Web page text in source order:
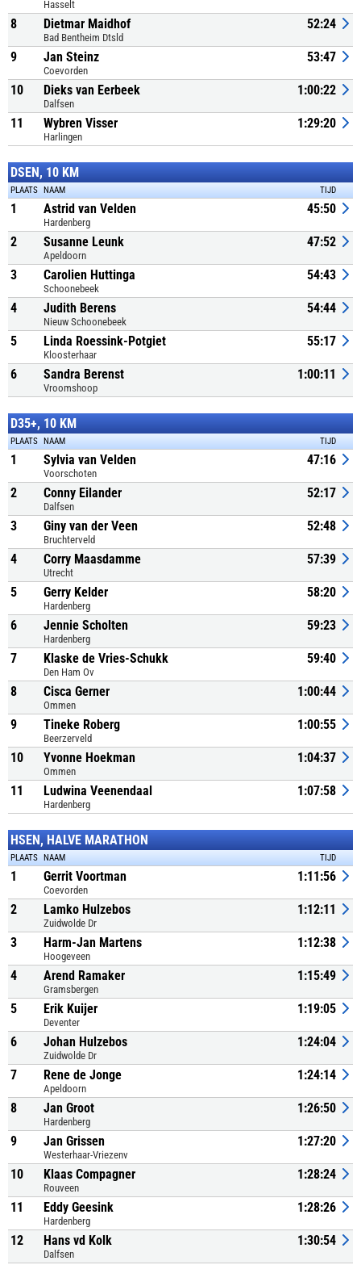
Hasselt
8 Dietmar Maidhof
Bad Bentheim Dtsld
52:24
9 Jan Steinz
Coevorden
53:47
10 Dieks van Eerbeek
Dalfsen
1:00:22
11 Wybren Visser
Harlingen
1:29:20
DSEN, 10 KM
PLAATS NAAM TIJD
1 Astrid van Velden
Hardenberg
45:50
2 Susanne Leunk
Apeldoorn
47:52
3 Carolien Huttinga
Schoonebeek
54:43
4 Judith Berens
Nieuw Schoonebeek
54:44
5 Linda Roessink-Potgiet
Kloosterhaar
55:17
6 Sandra Berenst
Vroomshoop
1:00:11
D35+, 10 KM
PLAATS NAAM TIJD
1 Sylvia van Velden
Voorschoten
47:16
2 Conny Eilander
Dalfsen
52:17
3 Giny van der Veen
Bruchterveld
52:48
4 Corry Maasdamme
Utrecht
57:39
5 Gerry Kelder
Hardenberg
58:20
6 Jennie Scholten
Hardenberg
59:23
7 Klaske de Vries-Schukk
Den Ham Ov
59:40
8 Cisca Gerner
Ommen
1:00:44
9 Tineke Roberg
Beerzerveld
1:00:55
10 Yvonne Hoekman
Ommen
1:04:37
11 Ludwina Veenendaal
Hardenberg
1:07:58
HSEN, HALVE MARATHON
PLAATS NAAM TIJD
1 Gerrit Voortman
Coevorden
1:11:56
2 Lamko Hulzebos
Zuidwolde Dr
1:12:11
3 Harm-Jan Martens
Hoogeveen
1:12:38
4 Arend Ramaker
Gramsbergen
1:15:49
5 Erik Kuijer
Deventer
1:19:05
6 Johan Hulzebos
Zuidwolde Dr
1:24:04
7 Rene de Jonge
Apeldoorn
1:24:14
8 Jan Groot
Hardenberg
1:26:50
9 Jan Grissen
Westerhaar-Vriezenv
1:27:20
10 Klaas Compagner
Rouveen
1:28:24
11 Eddy Geesink
Hardenberg
1:28:26
12 Hans vd Kolk
Dalfsen
1:30:54